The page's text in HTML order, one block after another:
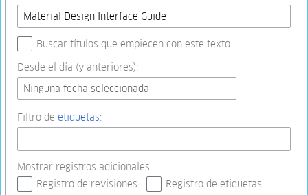
Buscar títulos que empiecen con este texto
Desde el día (y anteriores):
Ninguna fecha seleccionada
Filtro de etiquetas:
Mostrar registros adicionales:
Registro de revisiones
Registro de etiquetas